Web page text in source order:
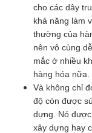
cho các dây
khả năng làm
thường của
nên vô cùng
mắc ở nhiều
hàng hóa nữa.
Và không chỉ
độ còn được
dựng. Nó
xây dựng hay